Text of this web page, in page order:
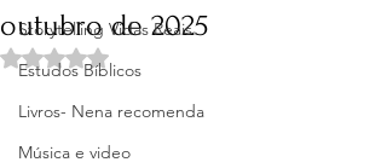
Storytelling Vidas Reais
Estudos Bíblicos
Livros- Nena recomenda
Música e video
outubro de 2025
Avaliado com NaN de 5 estrelas.